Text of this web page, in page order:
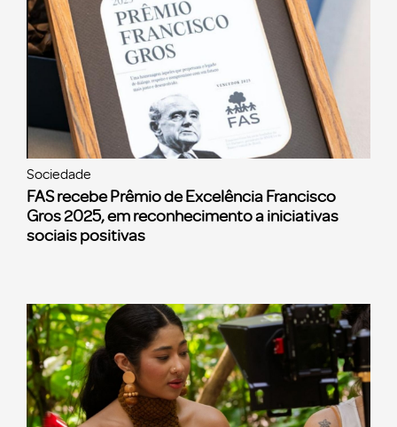
Sociedade
FAS recebe Prêmio de Excelência Francisco
Gros 2025, em reconhecimento a iniciativas
sociais positivas